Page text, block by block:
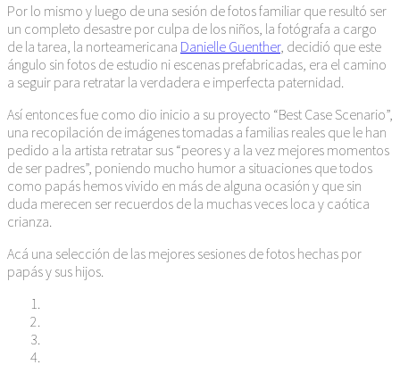
Por lo mismo y luego de una sesión de fotos familiar que resultó ser
un completo desastre por culpa de los niños, la fotógrafa a cargo
de la tarea, la norteamericana Danielle Guenther, decidió que este
ángulo sin fotos de estudio ni escenas prefabricadas, era el camino
a seguir para retratar la verdadera e imperfecta paternidad.
Así entonces fue como dio inicio a su proyecto “Best Case Scenario”,
una recopilación de imágenes tomadas a familias reales que le han
pedido a la artista retratar sus “peores y a la vez mejores momentos
de ser padres”, poniendo mucho humor a situaciones que todos
como papás hemos vivido en más de alguna ocasión y que sin
duda merecen ser recuerdos de la muchas veces loca y caótica
crianza.
Acá una selección de las mejores sesiones de fotos hechas por
papás y sus hijos.